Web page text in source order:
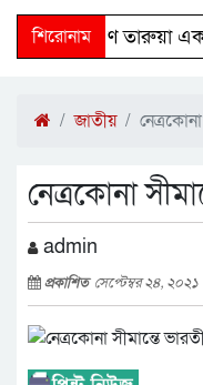
শিরোনাম
‘দক্ষিণ তারুয়া একতা
জাতীয়
নেত্রকোনা
admin
প্রকাশিত সেপ্টেম্বর ২৪, ২০২১